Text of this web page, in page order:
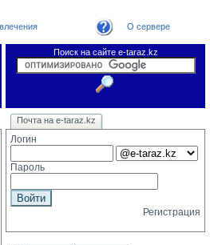
О сервере
Поиск на сайте e-taraz.kz
Новости Погода в Таразе
Телефоный справочник
Видеоконференция
Новости e-taraz Замечания и предложения
Почта на e-taraz.kz
Логин
Пароль
Регистрация